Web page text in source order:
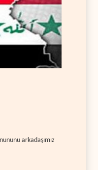
arkadaşımız